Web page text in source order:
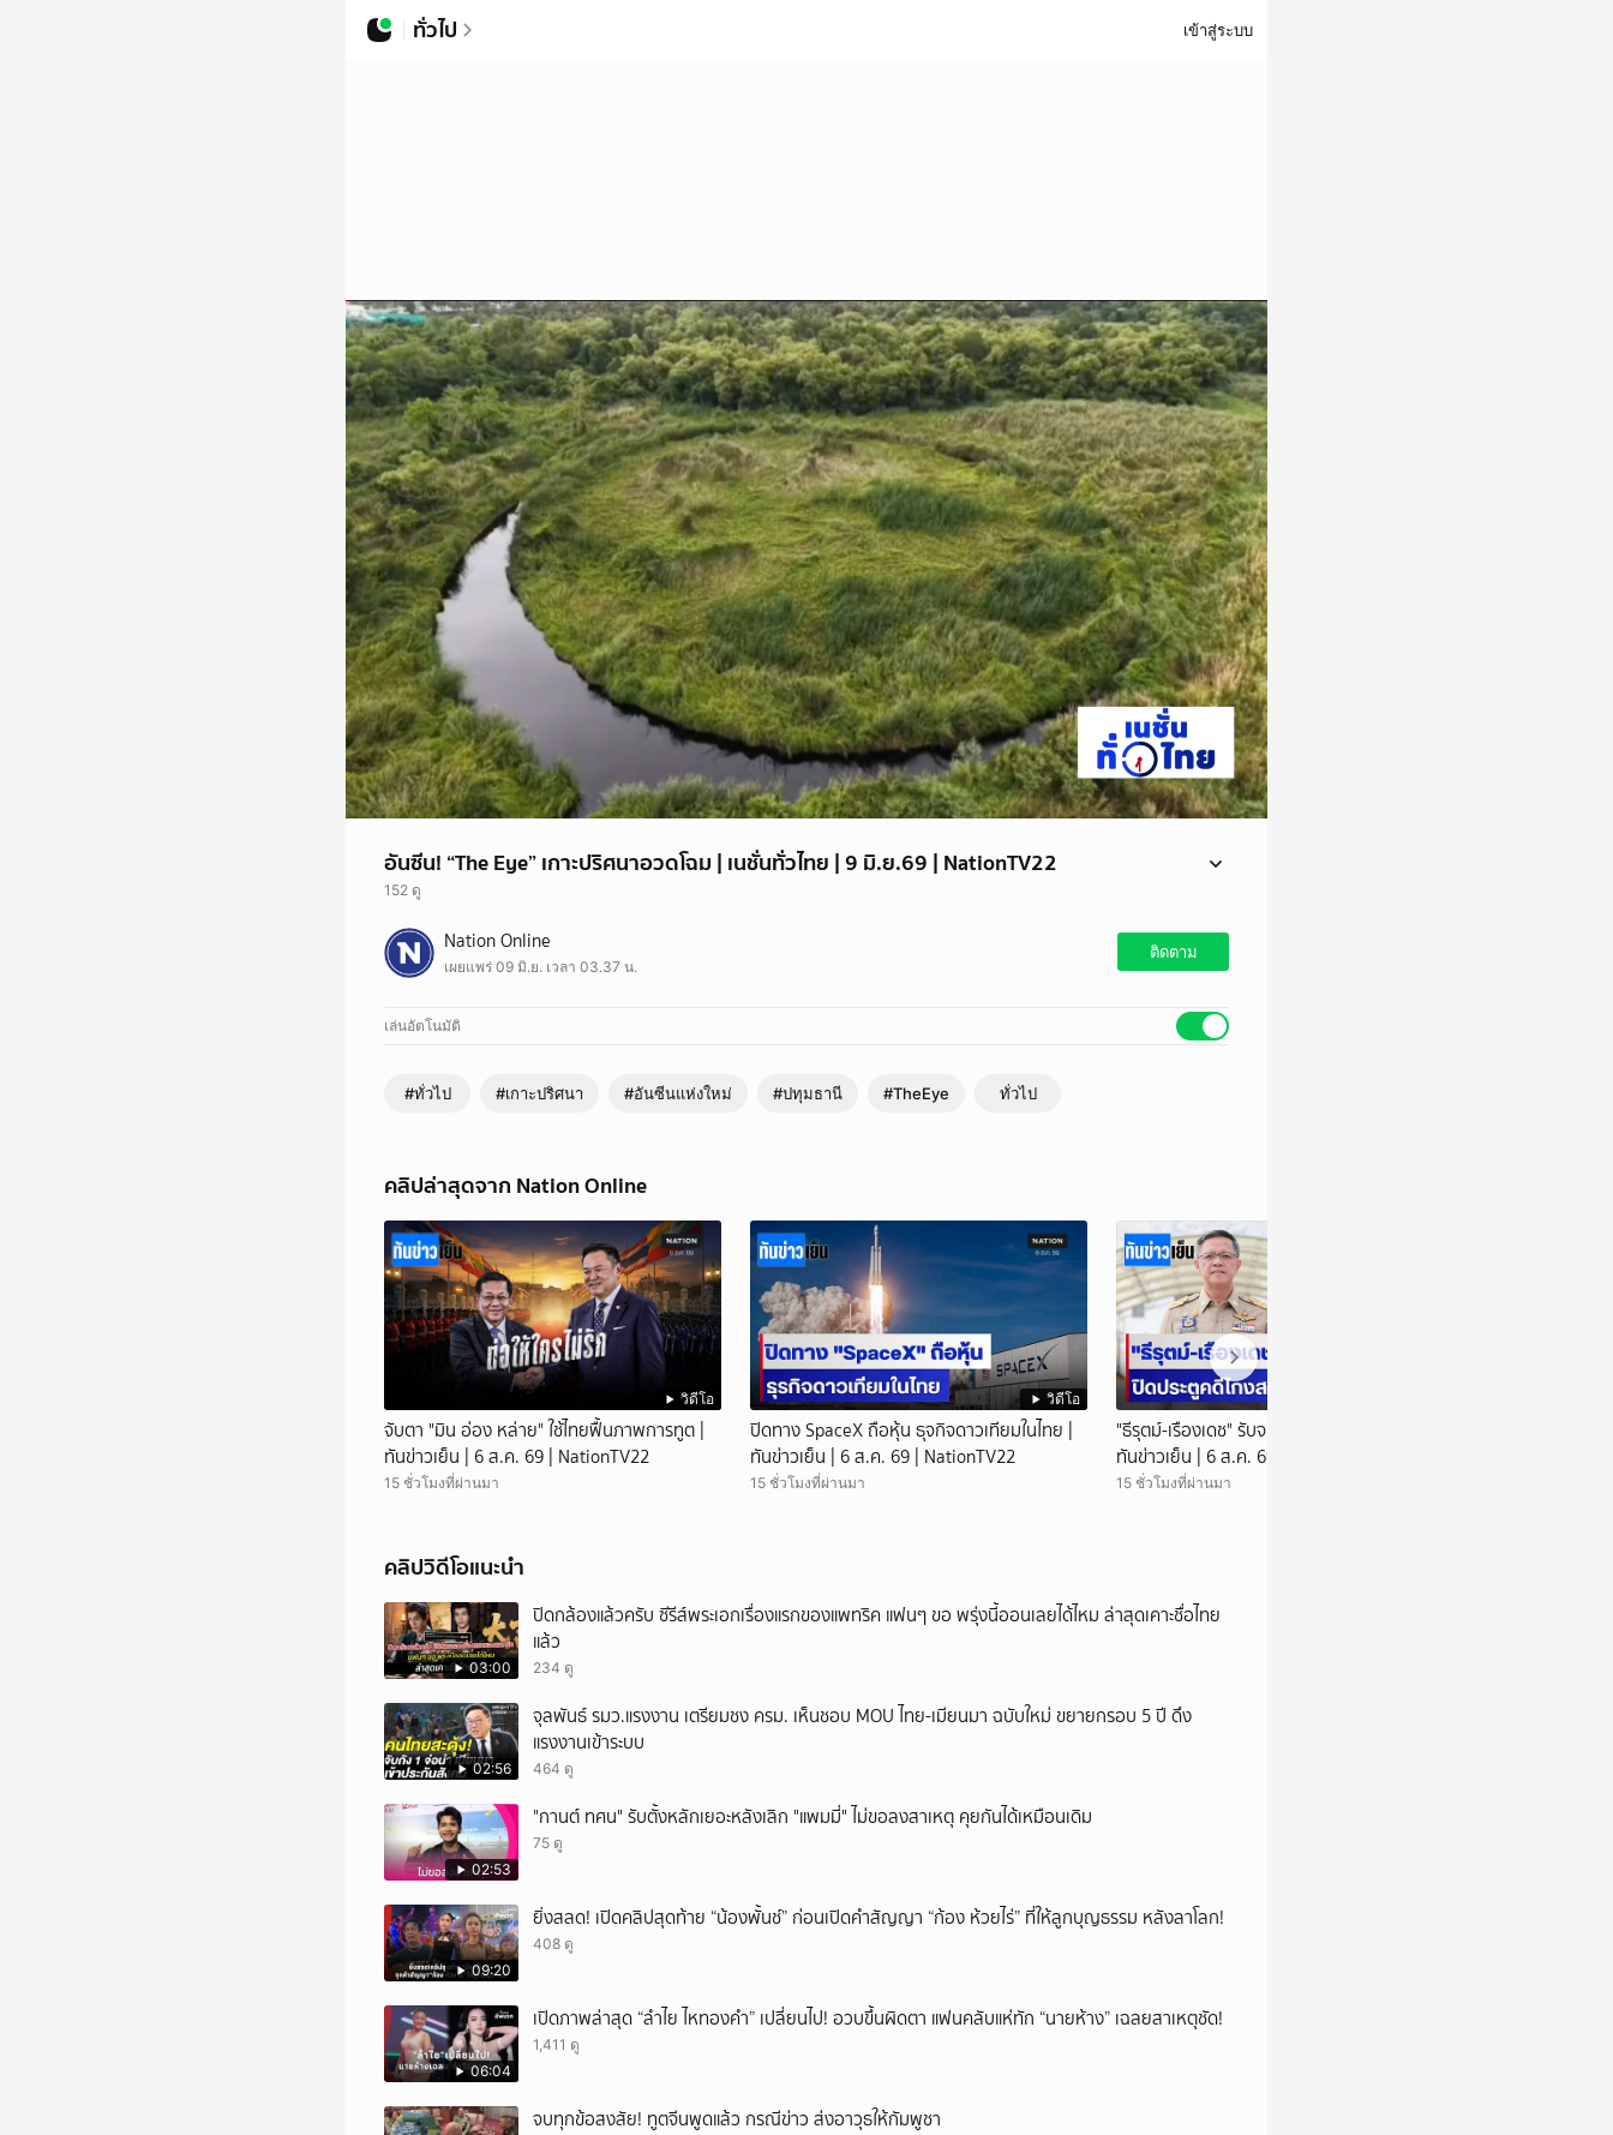
ทั่วไป เข้าสู่ระบบ
อันซีน! “The Eye” เกาะปริศนาอวดโฉม | เนชั่นทั่วไทย | 9 มิ.ย.69 | NationTV22
152 ดู
ที่ปทุมธานี พบเกาะปริศนาโผล่เหนือน้ำชู The Eye ดวงตาเมืองไทย เล็งดันเป็นอันซีนแห่งใหม่
#เนชั่นทั่วไทย
#เกาะปริศนา #The Eye #อันซีนแห่งใหม่ #ดวงตาเมืองไทย
อัปเดตข่าว-ชมรายการสด-รายการย้อนหลัง NationTV ได้ที่ www.nationtv.tv
Nation Online
เผยแพร่ 09 มิ.ย. เวลา 03.37 น.
ติดตาม
เล่นอัตโนมัติ
#ทั่วไป #เกาะปริศนา #อันซีนแห่งใหม่ #ปทุมธานี #TheEye ทั่วไป
คลิปล่าสุดจาก Nation Online
วิดีโอ
จับตา "มิน อ่อง หล่าย" ใช้ไทยฟื้นภาพการทูต |
ทันข่าวเย็น | 6 ส.ค. 69 | NationTV22
15 ชั่วโมงที่ผ่านมา
วิดีโอ
ปิดทาง SpaceX ถือหุ้น ธุจกิจดาวเทียมในไทย |
ทันข่าวเย็น | 6 ส.ค. 69 | NationTV22
15 ชั่วโมงที่ผ่านมา
"ธีรุตม์-เรืองเดช" รับจบปิดประตูคดีโกงสอบ ? |
ทันข่าวเย็น | 6 ส.ค. 69 | NationTV22
15 ชั่วโมงที่ผ่านมา
คลิปวิดีโอแนะนำ
03:00
ปิดกล้องแล้วครับ ซีรีส์พระเอกเรื่องแรกของแพทริค แฟนๆ ขอ พรุ่งนี้ออนเลยได้ไหม ล่าสุดเคาะชื่อไทย
แล้ว
234 ดู
02:56
จุลพันธ์ รมว.แรงงาน เตรียมชง ครม. เห็นชอบ MOU ไทย-เมียนมา ฉบับใหม่ ขยายกรอบ 5 ปี ดึง
แรงงานเข้าระบบ
464 ดู
02:53
"กานต์ ทศน" รับตั้งหลักเยอะหลังเลิก "แพมมี่" ไม่ขอลงสาเหตุ คุยกันได้เหมือนเดิม
75 ดู
09:20
ยิ่งสลด! เปิดคลิปสุดท้าย “น้องพั้นช์” ก่อนเปิดคำสัญญา “ก้อง ห้วยไร่” ที่ให้ลูกบุญธรรม หลังลาโลก!
408 ดู
06:04
เปิดภาพล่าสุด “ลำไย ไหทองคำ” เปลี่ยนไป! อวบขึ้นผิดตา แฟนคลับแห่ทัก “นายห้าง” เฉลยสาเหตุชัด!
1,411 ดู
จบทุกข้อสงสัย! ทูตจีนพูดแล้ว กรณีข่าว ส่งอาวุธให้กัมพูชา